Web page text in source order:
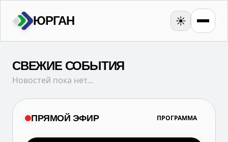
ЮРГАН ☀️
СВЕЖИЕ СОБЫТИЯ
Новостей пока нет...
ПРЯМОЙ ЭФИР ПРОГРАММА